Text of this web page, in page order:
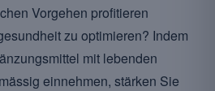
Vorgehen profitieren
zu optimieren? Indem
mit lebenden
einnehmen, stärken Sie